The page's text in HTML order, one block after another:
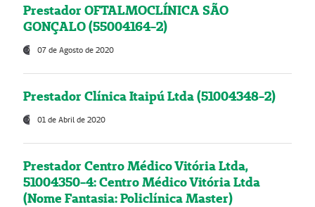
Prestador OFTALMOCLÍNICA SÃO
GONÇALO (55004164-2)
07 de Agosto de 2020
Prestador Clínica Itaipú Ltda (51004348-2)
01 de Abril de 2020
Prestador Centro Médico Vitória Ltda,
51004350-4: Centro Médico Vitória Ltda
(Nome Fantasia: Policlínica Master)